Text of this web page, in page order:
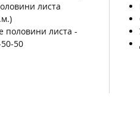
листа
листа -
50